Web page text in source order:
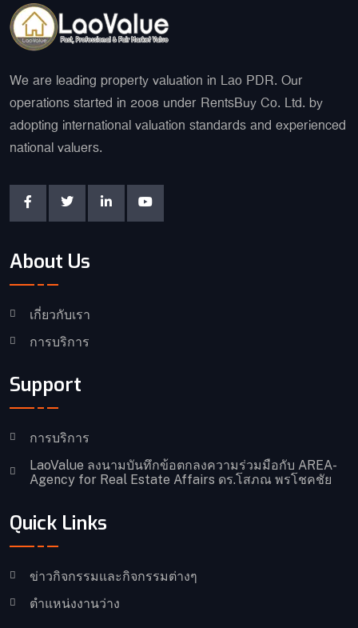
We are leading property valuation in Lao PDR. Our
operations started in 2008 under RentsBuy Co. Ltd. by
adopting international valuation standards and experienced
national valuers.
About Us
เกี่ยวกับเรา
การบริการ
Support
การบริการ
LaoValue ลงนามบันทึกข้อตกลงความร่วมมือกับ AREA-
Agency for Real Estate Affairs ดร.โสภณ พรโชคชัย
Quick Links
ข่าวกิจกรรมและกิจกรรมต่างๆ
ตำแหน่งงานว่าง